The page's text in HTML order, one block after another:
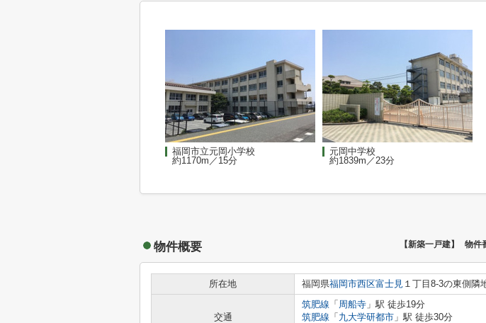
福岡市立元岡小学校
約1170m／15分
元岡中学校
約1839m／23分
物件概要 【新築一戸建】 物件
所在地 福岡県福岡市西区富士見 １丁目8-3の東側隣
交通
筑肥線 「 周船寺 」駅 徒歩19分
筑肥線 「 九大学研都市 」駅 徒歩30分